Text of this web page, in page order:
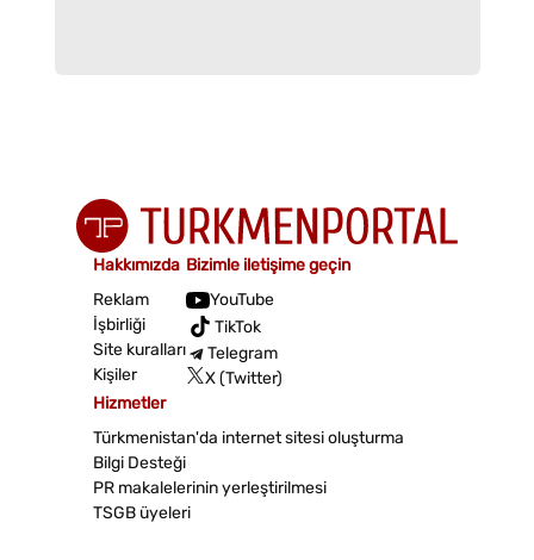
Hakkımızda
Reklam
İşbirliği
Site kuralları
Kişiler
Bizimle iletişime geçin
YouTube
TikTok
Telegram
X (Twitter)
Hizmetler
Türkmenistan'da internet sitesi oluşturma
Bilgi Desteği
PR makalelerinin yerleştirilmesi
TSGB üyeleri